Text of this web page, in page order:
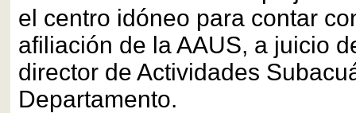
el centro idóneo para contar
afiliación de la AAUS, a juicio
director de Actividades
Departamento.